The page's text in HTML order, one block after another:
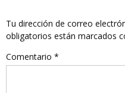
Tu dirección de correo
obligatorios están marcados
Comentario *